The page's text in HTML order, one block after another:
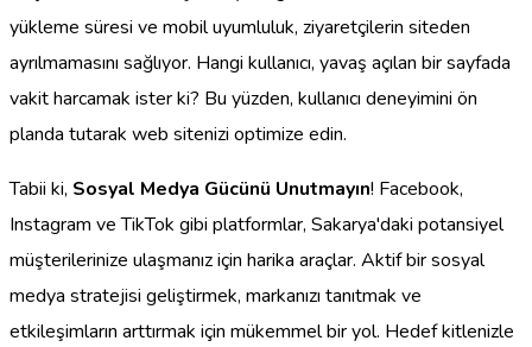
yükleme süresi ve mobil uyumluluk, ziyaretçilerin siteden
ayrılmamasını sağlıyor. Hangi kullanıcı, yavaş açılan bir sayfada
vakit harcamak ister ki? Bu yüzden, kullanıcı deneyimini ön
planda tutarak web sitenizi optimize edin.
Tabii ki, Sosyal Medya Gücünü Unutmayın! Facebook,
Instagram ve TikTok gibi platformlar, Sakarya'daki potansiyel
müşterilerinize ulaşmanız için harika araçlar. Aktif bir sosyal
medya stratejisi geliştirmek, markanızı tanıtmak ve
etkileşimların arttırmak için mükemmel bir yol. Hedef kitlenizle